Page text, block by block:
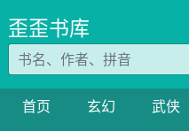
歪歪书库
首页 玄幻 武侠